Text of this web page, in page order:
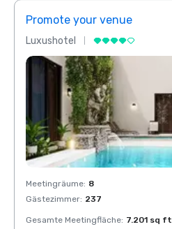
Promote your venue
Luxushotel
Meetingräume: 8
Gästezimmer: 237
Gesamte Meetingfläche: 7.201 sq ft